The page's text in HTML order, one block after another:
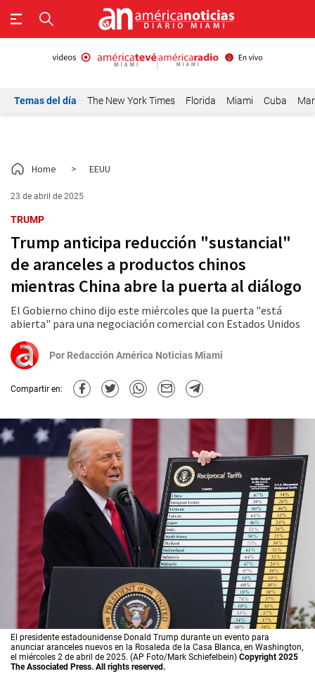
Temas del día The New York Times Florida Miami Cuba
Home > EEUU
23 de abril de 2025
TRUMP
Trump anticipa reducción "sustancial"
de aranceles a productos chinos
mientras China abre la puerta al diálogo
El Gobierno chino dijo este miércoles que la puerta "está
abierta" para una negociación comercial con Estados Unidos
Por Redacción América Noticias Miami
Compartir en:
El presidente estadounidense Donald Trump durante un evento para
anunciar aranceles nuevos en la Rosaleda de la Casa Blanca, en Washington,
el miércoles 2 de abril de 2025. (AP Foto/Mark Schiefelbein) Copyright 2025
The Associated Press. All rights reserved.